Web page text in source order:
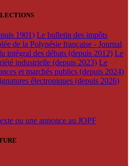
1901) Le bulletin des impôts
de la Polynésie française - Journal
intégral des débats (depuis 2012) Le
industrielle (depuis 2023) Le
et marchés publics (depuis 2024)
électroniques (depuis 2026)
ou une annonce au JOPF